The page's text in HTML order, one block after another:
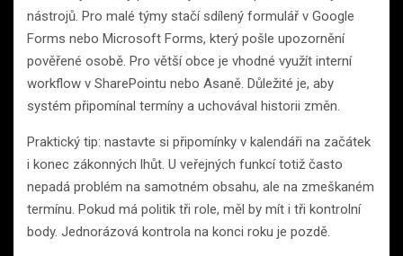
nástrojů. Pro malé týmy stačí sdílený formulář v Google
Forms nebo Microsoft Forms, který pošle upozornění
pověřené osobě. Pro větší obce je vhodné využít interní
workflow v SharePointu nebo Asaně. Důležité je, aby
systém připomínal termíny a uchovával historii změn.
Praktický tip: nastavte si připomínky v kalendáři na začátek
i konec zákonných lhůt. U veřejných funkcí totiž často
nepadá problém na samotném obsahu, ale na zmeškaném
termínu. Pokud má politik tři role, měl by mít i tři kontrolní
body. Jednorázová kontrola na konci roku je pozdě.